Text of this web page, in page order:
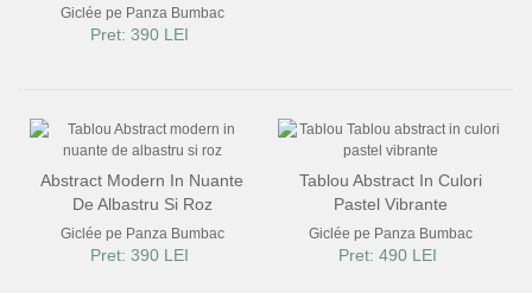
Giclée pe Panza Bumbac
Pret: 390 LEI
Abstract Modern In Nuante
De Albastru Si Roz
Giclée pe Panza Bumbac
Pret: 390 LEI
Tablou Abstract In Culori
Pastel Vibrante
Giclée pe Panza Bumbac
Pret: 490 LEI